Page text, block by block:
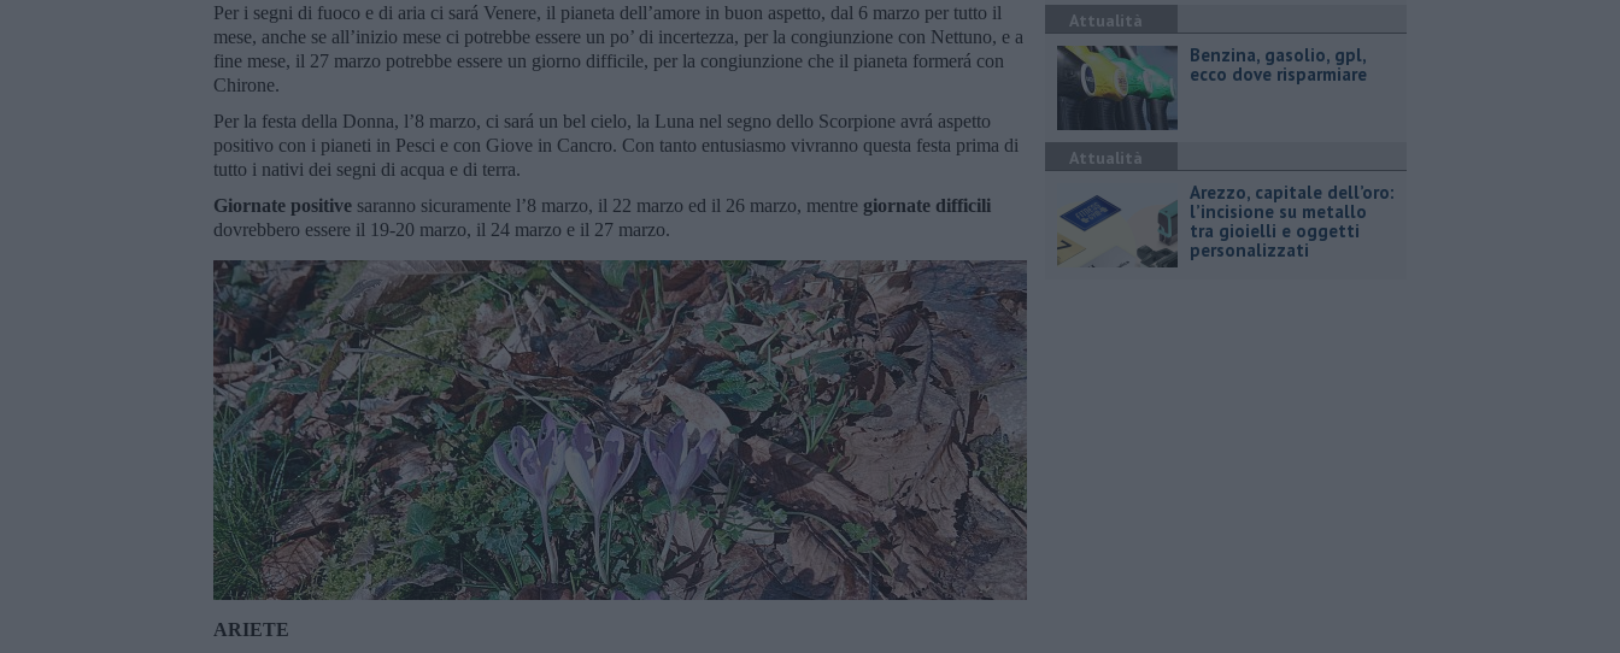
Per i segni di fuoco e di aria ci sará Venere, il pianeta dell’amore in buon aspetto, dal 6 marzo per tutto il
mese, anche se all’inizio mese ci potrebbe essere un po’ di incertezza, per la congiunzione con Nettuno, e a
fine mese, il 27 marzo potrebbe essere un giorno difficile, per la congiunzione che il pianeta formerá con
Chirone.
Per la festa della Donna, l’8 marzo, ci sará un bel cielo, la Luna nel segno dello Scorpione avrá aspetto
positivo con i pianeti in Pesci e con Giove in Cancro. Con tanto entusiasmo vivranno questa festa prima di
tutto i nativi dei segni di acqua e di terra.
Giornate positive saranno sicuramente l’8 marzo, il 22 marzo ed il 26 marzo, mentre giornate difficili
dovrebbero essere il 19-20 marzo, il 24 marzo e il 27 marzo.
ARIETE
Attualità
​Benzina, gasolio, gpl,
ecco dove risparmiare
Attualità
Arezzo, capitale dell’oro:
l’incisione su metallo
tra gioielli e oggetti
personalizzati